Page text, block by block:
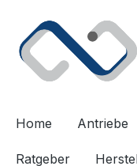
Home Antriebe
Ratgeber